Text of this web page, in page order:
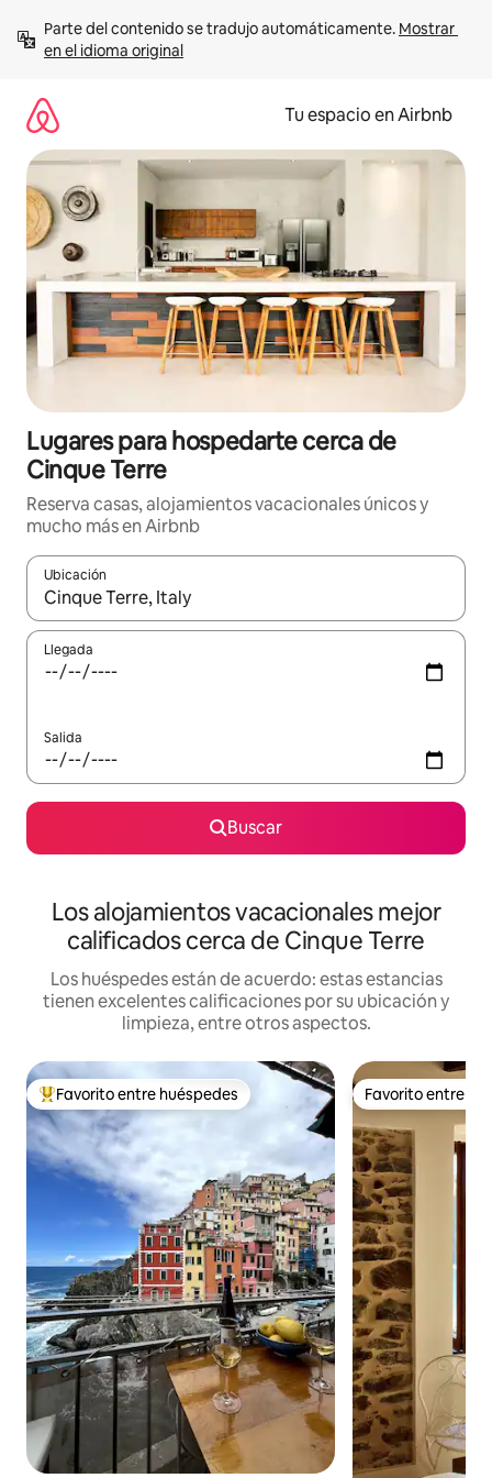
contenido
Parte del contenido se tradujo automáticamente. Mostrar
en el idioma original
Tu espacio en Airbnb
Lugares para hospedarte cerca de
Cinque Terre
Reserva casas, alojamientos vacacionales únicos y
mucho más en Airbnb
Ubicación
Cuando los resultados estén disponibles, podrás navegar
Llegada
Salida
Buscar
Los alojamientos vacacionales mejor
calificados cerca de Cinque Terre
Los huéspedes están de acuerdo: estas estancias
tienen excelentes calificaciones por su ubicación y
limpieza, entre otros aspectos.
De los mejores en Favorito entre huéspedes
Favorito entre huéspedes Favorito entre
Favorito entre